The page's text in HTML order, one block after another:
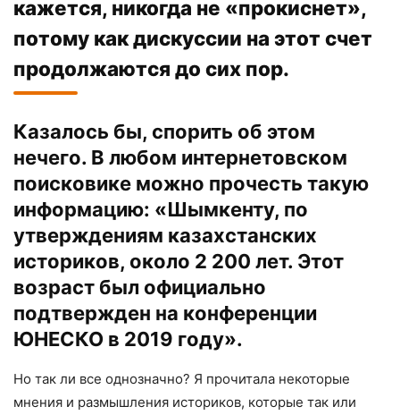
кажется, никогда не «прокиснет»,
потому как дискуссии на этот счет
продолжаются до сих пор.
Казалось бы, спорить об этом
нечего. В любом интернетовском
поисковике можно прочесть такую
информацию: «Шымкенту, по
утверждениям казахстанских
историков, около 2 200 лет. Этот
возраст был официально
подтвержден на конференции
ЮНЕСКО в 2019 году».
Но так ли все однозначно? Я прочитала некоторые
мнения и размышления историков, которые так или